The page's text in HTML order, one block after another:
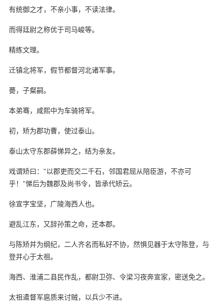
有统御之才，不亲小事，不读法律。
而得廷尉之称优于司马峻等。
精练文理。
迁镇北将军，假节都督河北诸军事。
薨，子粲嗣。
本弟骞，咸熙中为车骑将军。
初，矫为郡功曹，使过泰山。
泰山太守东郡薛悌异之，结为亲友。
戏谓矫曰："以郡吏而交二千石，邻国君屈从陪臣游，不亦可
乎！"悌后为魏郡及尚书令，皆承代矫云。
徐宣字宝坚，广陵海西人也。
避乱江东，又辞孙策之命，还本郡。
与陈矫并为纲纪，二人齐名而私好不协，然惧见器于太守陈登，与
登并心于太祖。
海西、淮浦二县民作乱，都尉卫弥、令梁习夜奔宣家，密送免之。
太祖遣督军扈质来讨贼，以兵少不进。